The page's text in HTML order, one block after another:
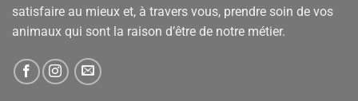
satisfaire au mieux et, à travers vous, prendre soin de vos
animaux qui sont la raison d’être de notre métier.